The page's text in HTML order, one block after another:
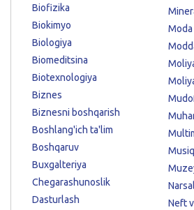
Biofizika
Biokimyo
Biologiya
Biomeditsina
Biotexnologiya
Biznes
Biznesni boshqarish
Boshlang'ich ta'lim
Boshqaruv
Buxgalteriya
Chegarashunoslik
Dasturlash
Moda
Neft